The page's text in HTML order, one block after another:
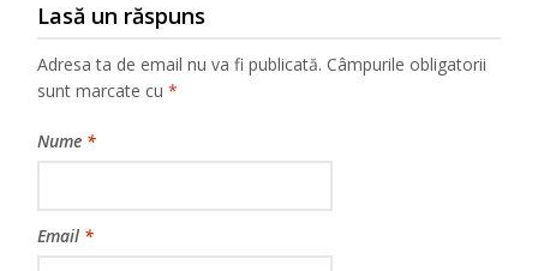
Lasă un răspuns
Adresa ta de email nu va fi publicată. Câmpurile obligatorii
sunt marcate cu*
Nume *
Email *